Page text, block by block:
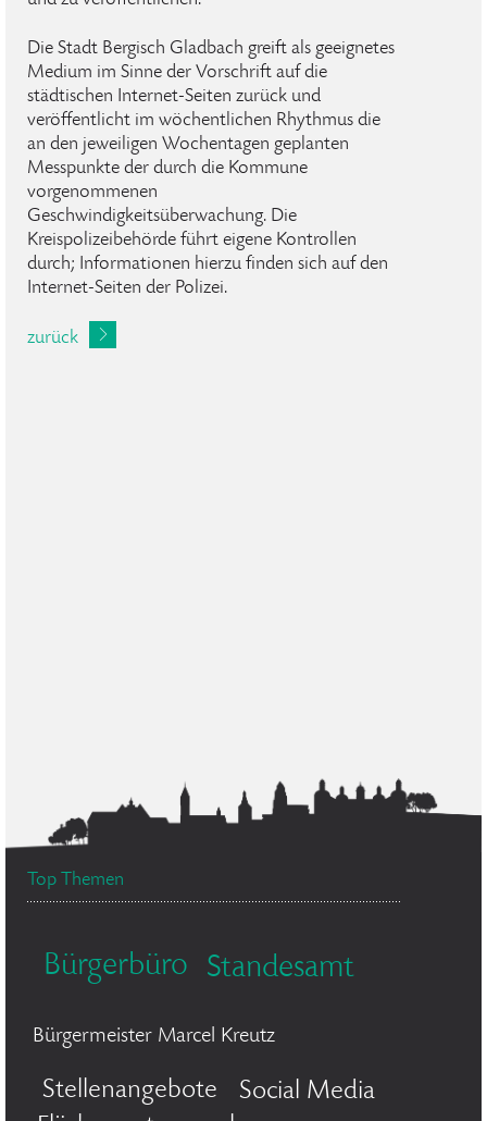
Die Stadt Bergisch Gladbach greift als geeignetes
Medium im Sinne der Vorschrift auf die
städtischen Internet-Seiten zurück und
veröffentlicht im wöchentlichen Rhythmus die
an den jeweiligen Wochentagen geplanten
Messpunkte der durch die Kommune
vorgenommenen
Geschwindigkeitsüberwachung. Die
Kreispolizeibehörde führt eigene Kontrollen
durch; Informationen hierzu finden sich auf den
Internet-Seiten der Polizei.
zurück
Top Themen
Bürgerbüro Standesamt
Bürgermeister Marcel Kreutz
Stellenangebote
Social Media